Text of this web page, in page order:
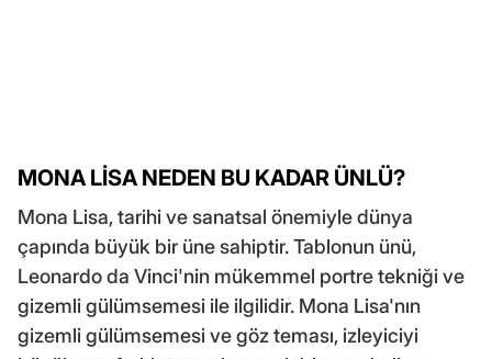
MONA LİSA NEDEN BU KADAR ÜNLÜ?
Mona Lisa, tarihi ve sanatsal önemiyle dünya
çapında büyük bir üne sahiptir. Tablonun ünü,
Leonardo da Vinci'nin mükemmel portre tekniği ve
gizemli gülümsemesi ile ilgilidir. Mona Lisa'nın
gizemli gülümsemesi ve göz teması, izleyiciyi